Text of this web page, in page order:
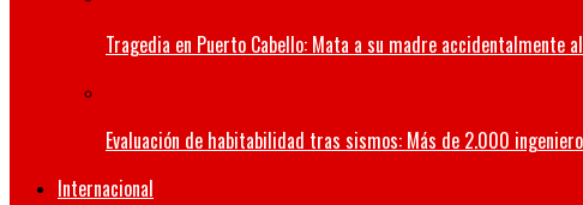
Tragedia en Puerto Cabello: Mata a su madre accidentalmente
Evaluación de habitabilidad tras sismos: Más de 2.000
Internacional